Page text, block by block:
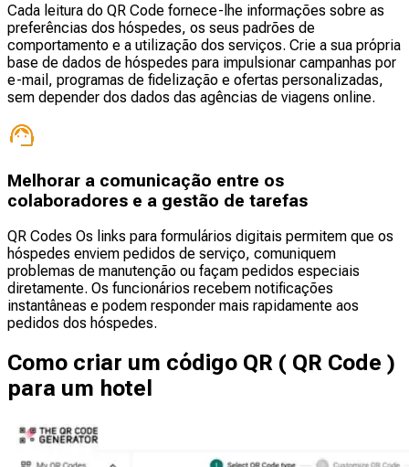
Cada leitura do QR Code fornece-lhe informações sobre as
preferências dos hóspedes, os seus padrões de
comportamento e a utilização dos serviços. Crie a sua própria
base de dados de hóspedes para impulsionar campanhas por
e-mail, programas de fidelização e ofertas personalizadas,
sem depender dos dados das agências de viagens online.
Melhorar a comunicação entre os
colaboradores e a gestão de tarefas
QR Codes Os links para formulários digitais permitem que os
hóspedes enviem pedidos de serviço, comuniquem
problemas de manutenção ou façam pedidos especiais
diretamente. Os funcionários recebem notificações
instantâneas e podem responder mais rapidamente aos
pedidos dos hóspedes.
Como criar um código QR ( QR Code )
para um hotel